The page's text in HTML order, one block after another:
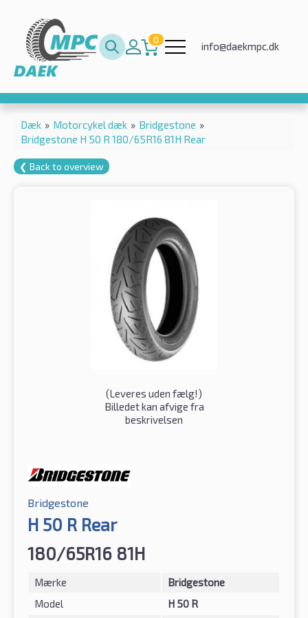
0
info@daekmpc.dk
Dæk » Motorcykel dæk » Bridgestone »
Bridgestone H 50 R 180/65R16 81H Rear
❮ Back to overview
(Leveres uden fælg!)
Billedet kan afvige fra
beskrivelsen
Bridgestone
H 50 R Rear
180/65R16 81H
Mærke
Bridgestone
Model
H 50 R